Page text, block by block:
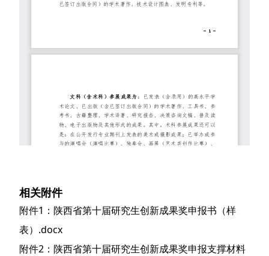
相关附件
附件1：陕西省第十届研究生创新成果奖申报书（样
表）.docx
附件2：陕西省第十届研究生创新成果奖申报支撑材料